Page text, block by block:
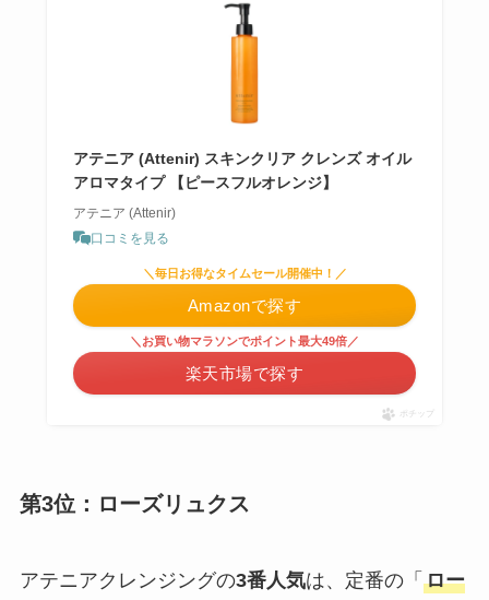
アテニア (Attenir) スキンクリア クレンズ オイル
アロマタイプ 【ピースフルオレンジ】
アテニア (Attenir)
口コミを見る
＼毎日お得なタイムセール開催中！／
Amazonで探す
＼お買い物マラソンでポイント最大49倍／
楽天市場で探す
ポチップ
第3位：ローズリュクス
アテニアクレンジングの3番人気は、定番の「 ロー